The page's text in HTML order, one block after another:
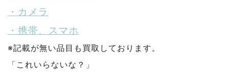
・カメラ
・携帯、スマホ
※記載が無い品目も買取しております。
「これいらないな？」